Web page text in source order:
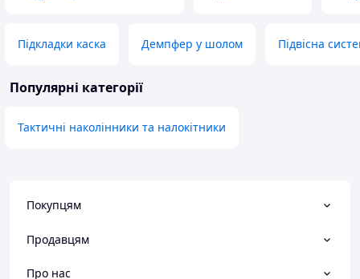
Підкладки каска Демпфер у шолом Підвісна
Популярні категорії
Тактичні наколінники та налокітники
Покупцям
Продавцям
Про нас